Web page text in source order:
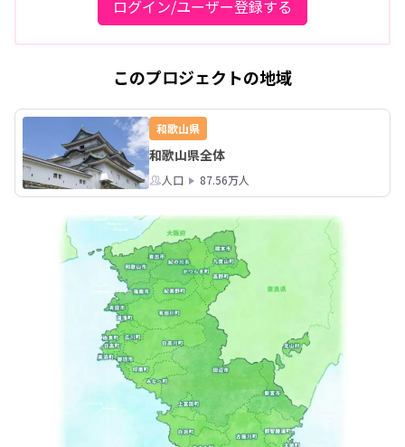
ログイン/ユーザー登録する
このプロジェクトの地域
和歌山県
和歌山県全体
人口 87.56万人